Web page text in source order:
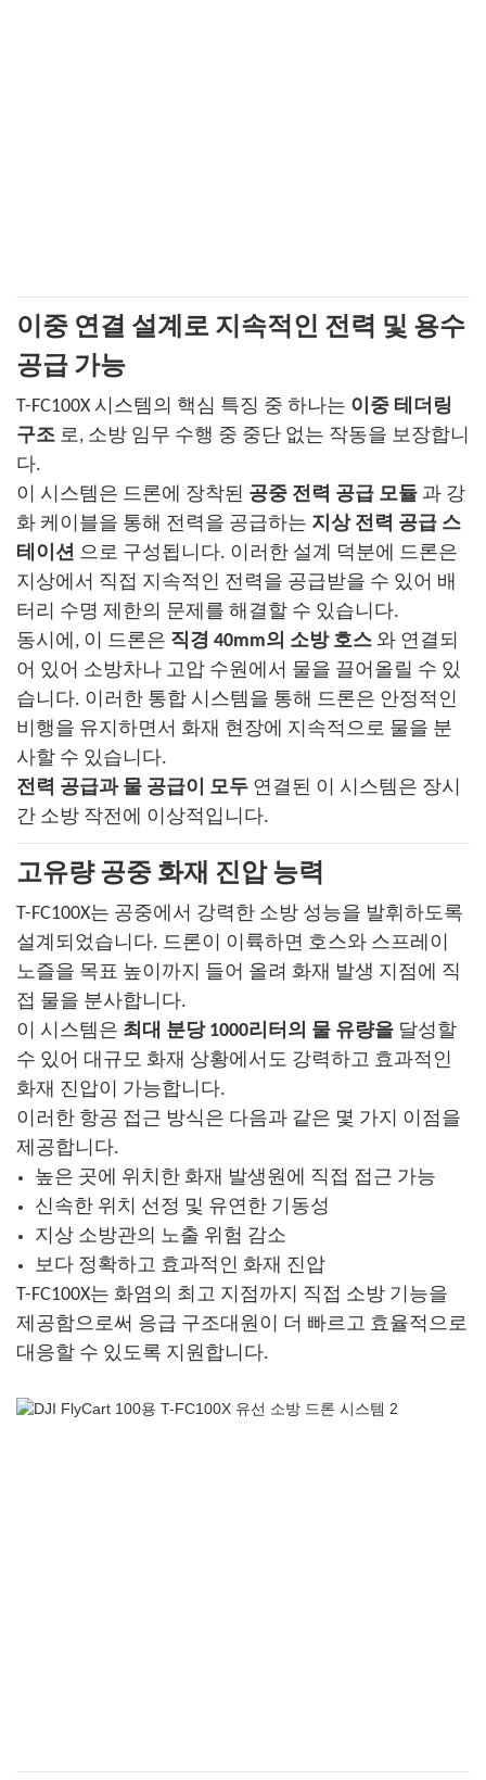
이중 연결 설계로 지속적인 전력 및 용수
공급 가능
T-FC100X 시스템의 핵심 특징 중 하나는 이중 테더링
구조 로, 소방 임무 수행 중 중단 없는 작동을 보장합니
다.
이 시스템은 드론에 장착된 공중 전력 공급 모듈 과 강
화 케이블을 통해 전력을 공급하는 지상 전력 공급 스
테이션 으로 구성됩니다. 이러한 설계 덕분에 드론은
지상에서 직접 지속적인 전력을 공급받을 수 있어 배
터리 수명 제한의 문제를 해결할 수 있습니다.
동시에, 이 드론은 직경 40mm의 소방 호스 와 연결되
어 있어 소방차나 고압 수원에서 물을 끌어올릴 수 있
습니다. 이러한 통합 시스템을 통해 드론은 안정적인
비행을 유지하면서 화재 현장에 지속적으로 물을 분
사할 수 있습니다.
전력 공급과 물 공급이 모두 연결된 이 시스템은 장시
간 소방 작전에 이상적입니다.
고유량 공중 화재 진압 능력
T-FC100X는 공중에서 강력한 소방 성능을 발휘하도록
설계되었습니다. 드론이 이륙하면 호스와 스프레이
노즐을 목표 높이까지 들어 올려 화재 발생 지점에 직
접 물을 분사합니다.
이 시스템은 최대 분당 1000리터의 물 유량을 달성할
수 있어 대규모 화재 상황에서도 강력하고 효과적인
화재 진압이 가능합니다.
이러한 항공 접근 방식은 다음과 같은 몇 가지 이점을
제공합니다.
높은 곳에 위치한 화재 발생원에 직접 접근 가능
신속한 위치 선정 및 유연한 기동성
지상 소방관의 노출 위험 감소
보다 정확하고 효과적인 화재 진압
T-FC100X는 화염의 최고 지점까지 직접 소방 기능을
제공함으로써 응급 구조대원이 더 빠르고 효율적으로
대응할 수 있도록 지원합니다.